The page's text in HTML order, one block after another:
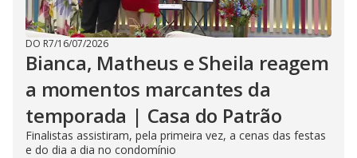
DO R7/16/07/2026
Bianca, Matheus e Sheila reagem
a momentos marcantes da
temporada | Casa do Patrão
Finalistas assistiram, pela primeira vez, a cenas das festas
e do dia a dia no condomínio